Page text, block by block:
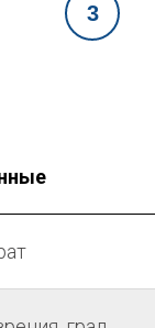
3